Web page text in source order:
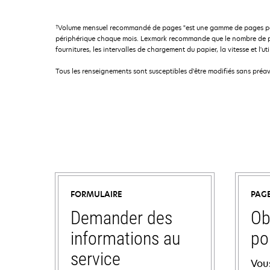
†Volume mensuel recommandé de pages "est une gamme de
périphérique chaque mois. Lexmark recommande que le nombre
fournitures, les intervalles de chargement du papier, la vitesse et
Tous les renseignements sont susceptibles d'être modifiés sans
FORMULAIRE
Demander des
informations au
service